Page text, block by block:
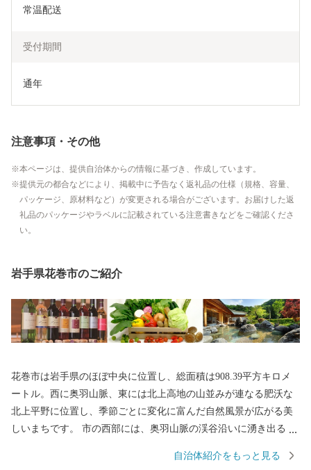
常温配送
受付期間
通年
注意事項・その他
本ページは、提供自治体からの情報に基づき、作成しています。
提供元の都合などにより、掲載中に予告なく返礼品の仕様（規格、容量、
パッケージ、原材料など）が変更される場合がございます。お届けした返
礼品のパッケージやラベルに記載されている注意書きなどをご確認くださ
い。
岩手県花巻市のご紹介
花巻市は岩手県のほぼ中央に位置し、総面積は908.39平方キロメ
ートル。西に奥羽山脈、東には北上高地の山並みが連なる肥沃な
北上平野に位置し、季節ごとに変化に富んだ自然風景が広がる美
しいまちです。 市の西部には、奥羽山脈の渓谷沿いに湧き出る花
る湯けむりと深山の緑、目の前を流れる清流が、情緒豊かな風景
自治体紹介をもっと見る